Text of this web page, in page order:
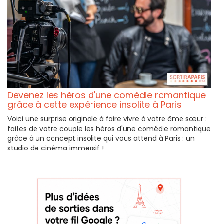
Devenez les héros d'une comédie romantique
grâce à cette expérience insolite à Paris
Voici une surprise originale à faire vivre à votre âme sœur :
faites de votre couple les héros d'une comédie romantique
grâce à un concept insolite qui vous attend à Paris : un
studio de cinéma immersif !